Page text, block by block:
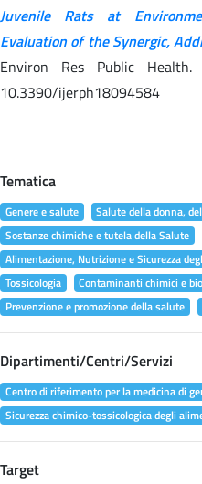
Juvenile Rats at
Evaluation of the Synergic,
Environ Res Public
10.3390/ijerph18094584
Tematica
Genere e salute
Salute della donna,
Sostanze chimiche e tutela della Salute
Alimentazione, Nutrizione e Sicurezza
Tossicologia
Contaminanti chimici e
Prevenzione e promozione della salute
Dipartimenti/Centri/Servizi
Centro di riferimento per la medicina di
Sicurezza chimico-tossicologica degli
Target